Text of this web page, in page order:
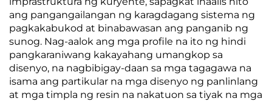
ang pangangailangan ng karagdagang sistema ng
pagkakabukod at binabawasan ang panganib ng
sunog. Nag-aalok ang mga profile na ito ng hindi
pangkaraniwang kakayahang umangkop sa
disenyo, na nagbibigay-daan sa mga tagagawa na
isama ang partikular na mga disenyo ng panlinlang
at mga timpla ng resin na nakatuon sa tiyak na mga